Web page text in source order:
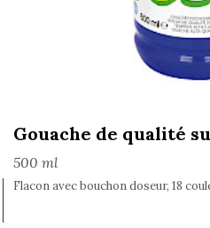
Gouache de qualité
500 ml
Flacon avec bouchon doseur, 18